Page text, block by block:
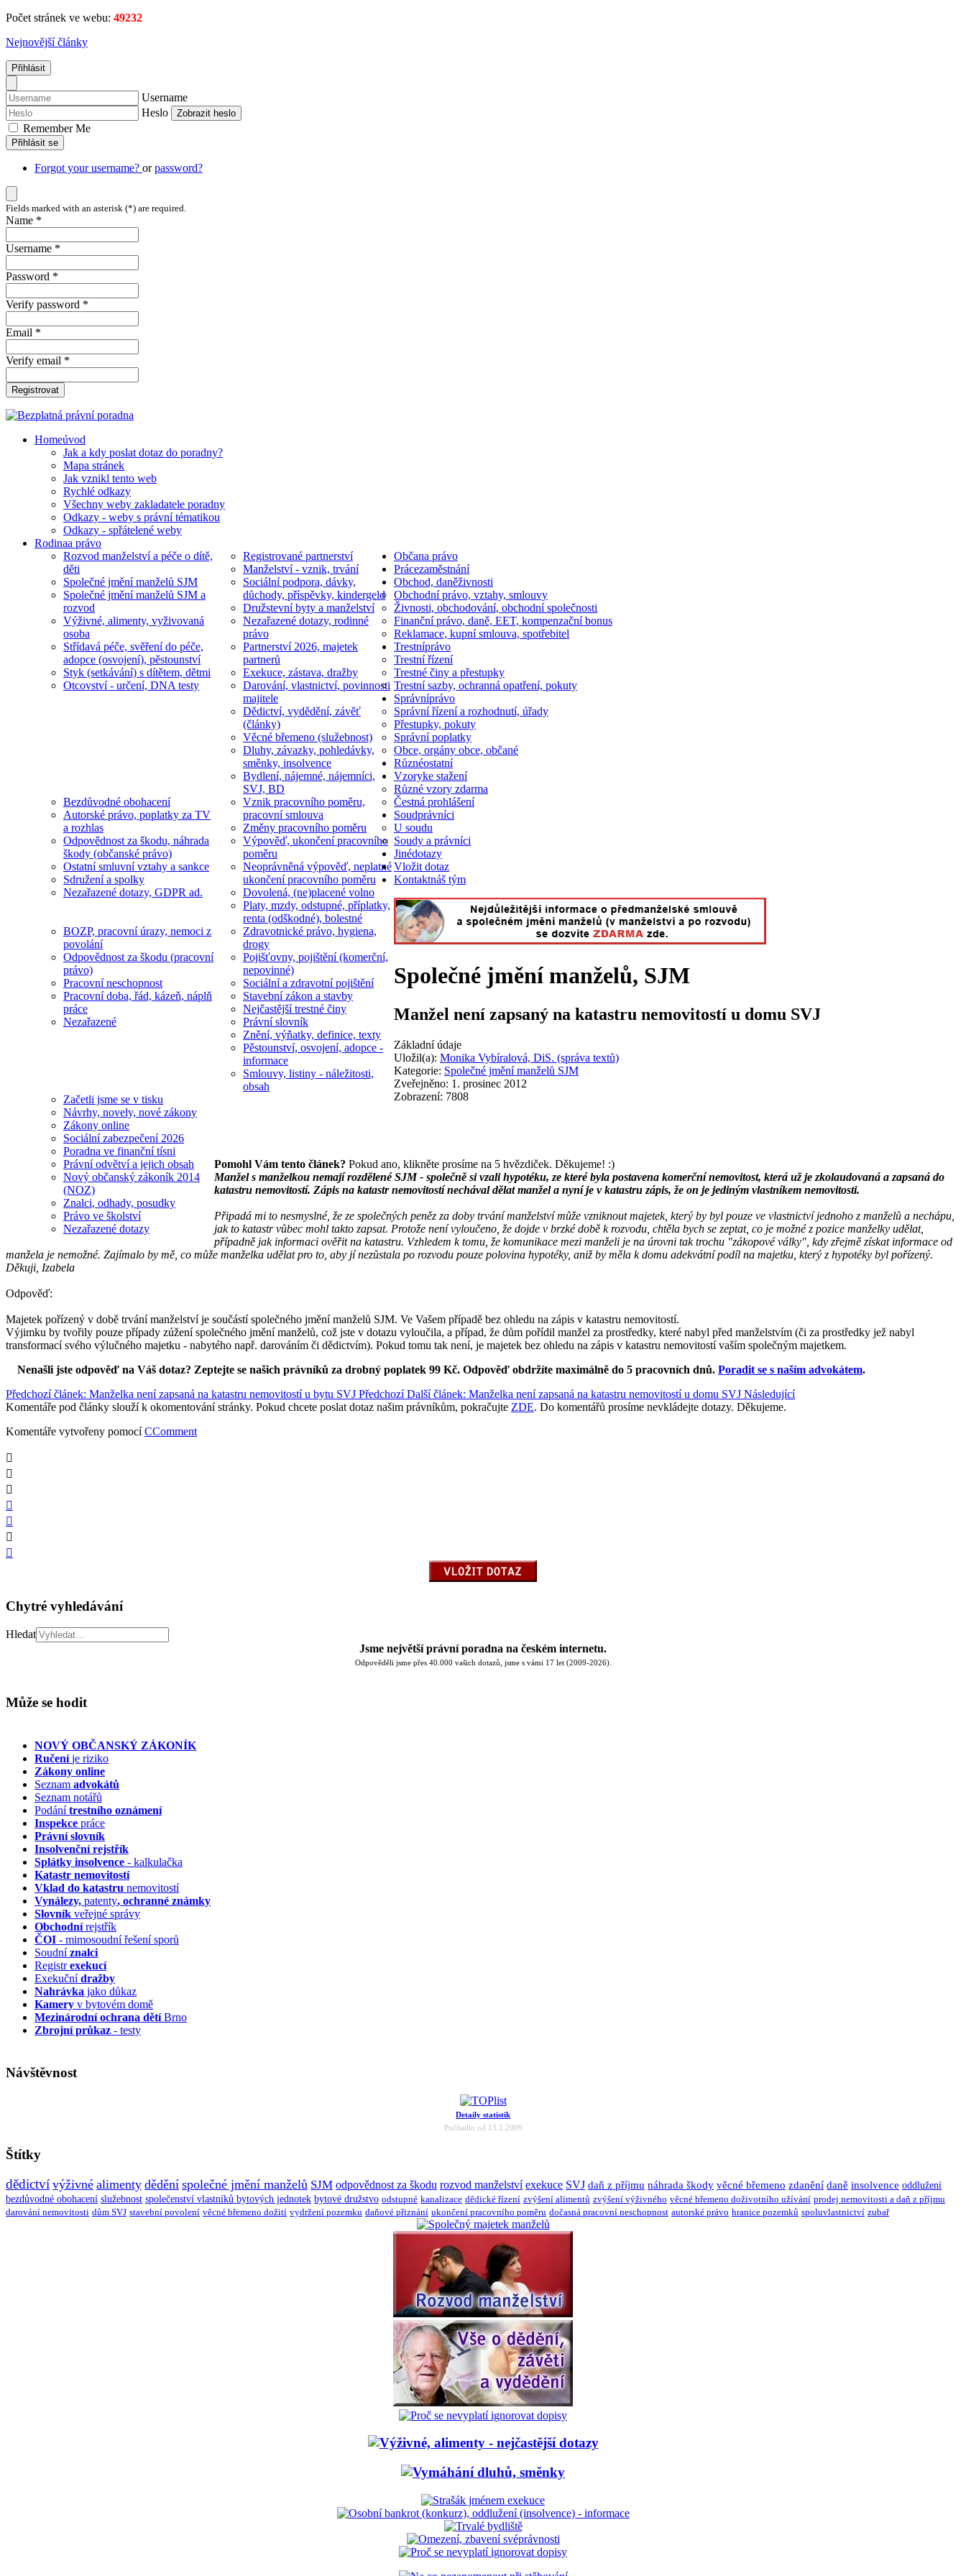
Počet stránek ve webu: 49232
Nejnovější články
Přihlásit
Username
Heslo
Zobrazit heslo
Remember Me
Přihlásit se
Forgot your username? orpassword?
Fields marked with an asterisk (*) are required.
Name *
Username *
Password *
Verify password *
Email *
Verify email *
Registrovat
Homeúvod
Jak a kdy poslat dotaz do poradny?
Mapa stránek
Jak vznikl tento web
Rychlé odkazy
Všechny weby zakladatele poradny
Odkazy - weby s právní tématikou
Odkazy - spřátelené weby
Rodinaa právo
Rozvod manželství a péče o dítě,
děti
Společné jmění manželů SJM
Společné jmění manželů SJM a
rozvod
Výživné, alimenty, vyživovaná
osoba
Střídavá péče, svěření do péče,
adopce (osvojení), pěstounství
Styk (setkávání) s dítětem, dětmi
Otcovství - určení, DNA testy
Registrované partnerství
Manželství - vznik, trvání
Sociální podpora, dávky,
důchody, příspěvky, kindergeld
Družstevní byty a manželství
Nezařazené dotazy, rodinné
právo
Partnerství 2026, majetek
partnerů
Občana právo
Exekuce, zástava, dražby
Darování, vlastnictví, povinnosti
majitele
Dědictví, vydědění, závěť
(články)
Věcné břemeno (služebnost)
Dluhy, závazky, pohledávky,
směnky, insolvence
Bydlení, nájemné, nájemníci,
SVJ, BD
Bezdůvodné obohacení
Autorské právo, poplatky za TV
a rozhlas
Odpovědnost za škodu, náhrada
škody (občanské právo)
Ostatní smluvní vztahy a sankce
Sdružení a spolky
Nezařazené dotazy, GDPR ad.
Prácezaměstnání
Vznik pracovního poměru,
pracovní smlouva
Změny pracovního poměru
Výpověď, ukončení pracovního
poměru
Neoprávněná výpověď, neplatné
ukončení pracovního poměru
Dovolená, (ne)placené volno
Platy, mzdy, odstupné, příplatky,
renta (odškodné), bolestné
BOZP, pracovní úrazy, nemoci z
povolání
Odpovědnost za škodu (pracovní
právo)
Pracovní neschopnost
Pracovní doba, řád, kázeň, náplň
práce
Nezařazené
Obchod, daněživnosti
Obchodní právo, vztahy, smlouvy
Živnosti, obchodování, obchodní společnosti
Finanční právo, daně, EET, kompenzační bonus
Reklamace, kupní smlouva, spotřebitel
Trestníprávo
Trestní řízení
Trestné činy a přestupky
Trestní sazby, ochranná opatření, pokuty
Správníprávo
Správní řízení a rozhodnutí, úřady
Přestupky, pokuty
Správní poplatky
Obce, orgány obce, občané
Různéostatní
Zdravotnické právo, hygiena,
drogy
Pojišťovny, pojištění (komerční,
nepovinné)
Sociální a zdravotní pojištění
Stavební zákon a stavby
Nejčastější trestné činy
Právní slovník
Znění, výňatky, definice, texty
Pěstounství, osvojení, adopce -
informace
Smlouvy, listiny - náležitosti,
obsah
Začetli jsme se v tisku
Návrhy, novely, nové zákony
Zákony online
Sociální zabezpečení 2026
Poradna ve finanční tísni
Právní odvětví a jejich obsah
Nový občanský zákoník 2014
(NOZ)
Znalci, odhady, posudky
Právo ve školství
Nezařazené dotazy
Vzoryke stažení
Různé vzory zdarma
Čestná prohlášení
Soudprávníci
U soudu
Soudy a právníci
Jinédotazy
Vložit dotaz
Kontaktnáš tým
Společné jmění manželů, SJM
Manžel není zapsaný na katastru nemovitostí u domu SVJ
Základní údaje
Uložil(a): Monika Vybíralová, DiS. (správa textů)
Kategorie: Společné jmění manželů SJM
Zveřejněno: 1. prosinec 2012
Zobrazení: 7808
Pomohl Vám tento článek? Pokud ano, klikněte prosíme na 5 hvězdiček. Děkujeme! :)
Manžel s manželkou nemají rozdělené SJM - společně si vzali hypotéku, ze které byla postavena komerční nemovitost, která už je zkolaudovaná a zapsaná do
katastru nemovitostí. Zápis na katastr nemovitostí nechával dělat manžel a nyní je v katastru zápis, že on je jediným vlastníkem nemovitosti.
Připadá mi to nesmyslné, že ze společných peněz za doby trvání manželství může vzniknout majetek, který by byl pouze ve vlastnictví jednoho z manželů a nechápu,
jak to katastr vůbec mohl takto zapsat. Protože není vyloučeno, že dojde v brzké době k rozvodu, chtěla bych se zeptat, co je možné z pozice manželky udělat,
případně jak informaci ověřit na katastru. Vzhledem k tomu, že komunikace mezi manželi je na úrovni tak trochu "zákopové války", kdy zřejmě získat informace od
manžela je nemožné. Zajímalo by mě, co může manželka udělat pro to, aby jí nezůstala po rozvodu pouze polovina hypotéky, aniž by měla k domu adekvátní podíl na majetku, který z hypotéky byl pořízený.
Děkuji, Izabela
Odpověď:
Majetek pořízený v době trvání manželství je součástí společného jmění manželů SJM. Ve Vašem případě bez ohledu na zápis v katastru nemovitostí.
Výjimku by tvořily pouze případy zúžení společného jmění manželů, což jste v dotazu vyloučila, a případ, že dům pořídil manžel za prostředky, které nabyl před manželstvím (či za prostředky jež nabyl
transformací svého výlučného majetku - nabytého např. darováním či dědictvím). Pokud tomu tak není, je majetek bez ohledu na zápis v katastru nemovitostí vaším společným majetkem.
Nenašli jste odpověď na Váš dotaz? Zeptejte se našich právníků za drobný poplatek 99 Kč. Odpověď obdržíte maximálně do 5 pracovních dnů. Poradit se s naším advokátem.
Předchozí článek: Manželka není zapsaná na katastru nemovitostí u bytu SVJ Předchozí Další článek: Manželka není zapsaná na katastru nemovitostí u domu SVJ Následující
Komentáře pod články slouží k okomentování stránky. Pokud chcete poslat dotaz našim právníkům, pokračujte ZDE. Do komentářů prosíme nevkládejte dotazy. Děkujeme.
Komentáře vytvořeny pomocíCComment
Chytré vyhledávání
Hledat
Jsme největší právní poradna na českém internetu.
Odpověděli jsme přes 40.000 vašich dotazů, jsme s vámi 17 let (2009-2026).
Může se hodit
NOVÝ OBČANSKÝ ZÁKONÍK
Ručeníje riziko
Zákony online
Seznam advokátů
Seznam notářů
Podánítrestního oznámení
Inspekce práce
Právní slovník
Insolvenčnírejstřík
Splátky insolvence - kalkulačka
Katastr nemovitostí
Vklad do katastru nemovitostí
Vynálezy, patenty, ochranné známky
Slovník veřejné správy
Obchodnírejstřík
ČOI - mimosoudní řešení sporů
Soudníznalci
Registrexekucí
Exekučnídražby
Nahrávka jako důkaz
Kamery v bytovém domě
Mezinárodní ochrana dětíBrno
Zbrojní průkaz - testy
Návštěvnost
Detaily statistik
Počítadlo od 13.2.2009
Štítky
dědictví výživné alimenty dědění společné jmění manželů SJM odpovědnost za škodu rozvod manželství exekuce SVJ daň z příjmu náhrada škody věcné břemeno zdanění daně insolvence oddlužení
bezdůvodné obohacení služebnost společenství vlastníků bytových jednotek bytové družstvo odstupné kanalizace dědické řízení zvýšení alimentů zvýšení výživného věcné břemeno doživotního užívání prodej nemovitosti a daň z příjmu
darování nemovitosti dům SVJ stavební povolení věcné břemeno dožití vydržení pozemku daňové přiznání ukončení pracovního poměru dočasná pracovní neschopnost autorské právo hranice pozemků spoluvlastnictví zubař